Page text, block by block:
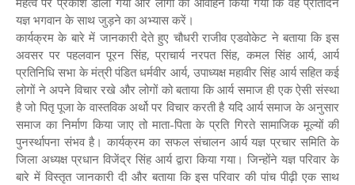
यज्ञ भगवान के साथ जुड़ने का अभ्यास करें।
कार्यक्रम के बारे में जानकारी देते हुए चौधरी राजीव एडवोकेट ने बताया कि इस
अवसर पर पहलवान पूरन सिंह, प्राचार्य नरपत सिंह, कमल सिंह आर्य, आर्य
प्रतिनिधि सभा के मंत्री पंडित धर्मवीर आर्य, उपाध्यक्ष महावीर सिंह आर्य सहित कई
लोगों ने अपने विचार रखे और लोगों को बताया कि आर्य समाज ही एक ऐसी संस्था
है जो पितृ पूजा के वास्तविक अर्थो पर विचार करती है यदि आर्य समाज के अनुसार
समाज का निर्माण किया जाए तो माता-पिता के प्रति गिरते सामाजिक मूल्यों की
पुनर्स्थापना संभव है। कार्यक्रम का सफल संचालन आर्य यज्ञ प्रचार समिति के
जिला अध्यक्ष प्रधान विजेंद्र सिंह आर्य द्वारा किया गया। जिन्होंने यज्ञ परिवार के
बारे में विस्तृत जानकारी दी और बताया कि इस परिवार की पांच पीढ़ी एक साथ